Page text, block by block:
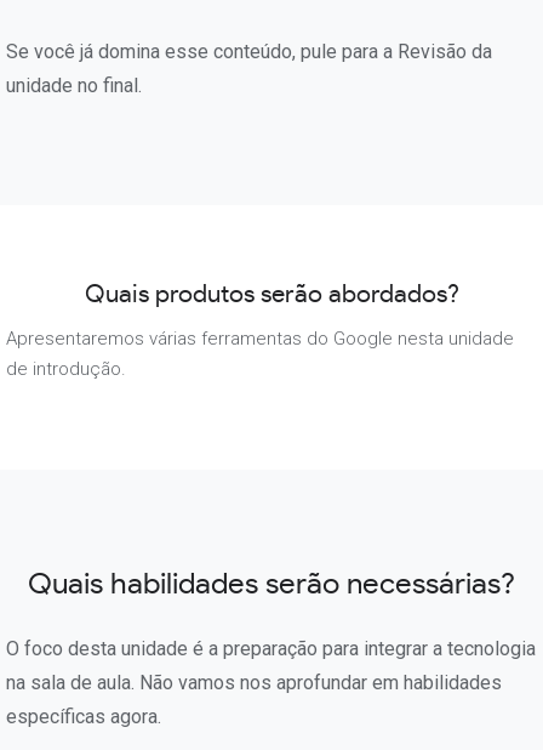
Se você já domina esse conteúdo, pule para a Revisão da
unidade no final.
Quais produtos serão abordados?
Apresentaremos várias ferramentas do Google nesta unidade
de introdução.
Quais habilidades serão necessárias?
O foco desta unidade é a preparação para integrar a tecnologia
na sala de aula. Não vamos nos aprofundar em habilidades
específicas agora.